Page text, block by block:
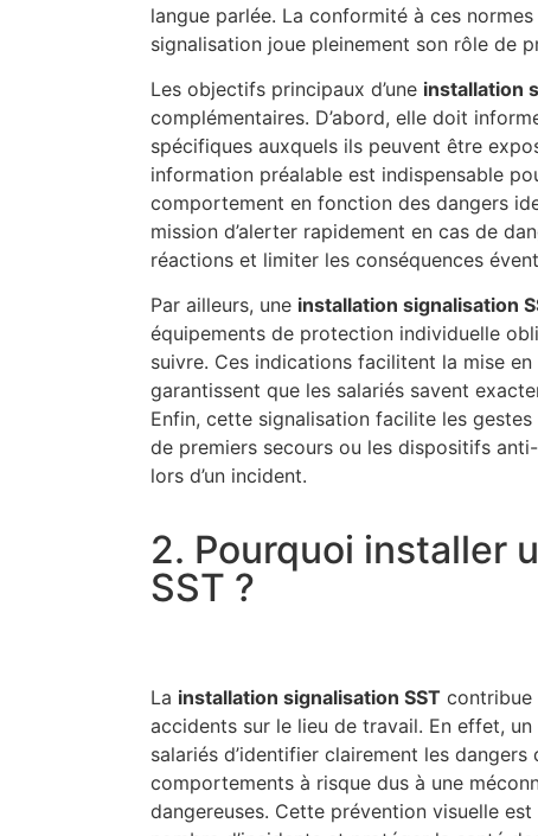
langue parlée. La conformité à ces
signalisation joue pleinement son rôle de
Les objectifs principaux d’une installation
complémentaires. D’abord, elle doit
spécifiques auxquels ils peuvent être
information préalable est indispensable
comportement en fonction des dangers
mission d’alerter rapidement en cas de
réactions et limiter les conséquences
Par ailleurs, une installation signalisation
équipements de protection individuelle
suivre. Ces indications facilitent la mise
garantissent que les salariés savent
Enfin, cette signalisation facilite les
de premiers secours ou les dispositifs
lors d’un incident.
2. Pourquoi installer
SST ?
La installation signalisation SST contribue
accidents sur le lieu de travail. En effet,
salariés d’identifier clairement les
comportements à risque dus à une
dangereuses. Cette prévention visuelle